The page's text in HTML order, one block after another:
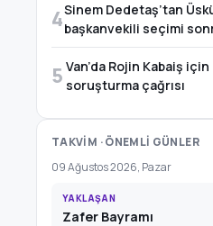
4Sinem Dedetaş’tan
başkanvekili seçimi
5 Van’da Rojin Kabaiş
soruşturma çağrısı
TAKVİM · ÖNEMLİ GÜNLER
09 Ağustos 2026, Pazar
YAKLAŞAN
Zafer Bayramı